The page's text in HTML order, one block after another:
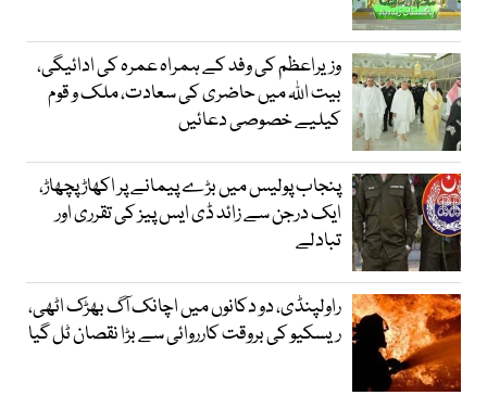
وزیراعظم کی وفد کے ہمراہ عمرہ کی ادائیگی،
بیت اللہ میں حاضری کی سعادت، ملک و قوم
کیلیے خصوصی دعائیں
پنجاب پولیس میں بڑے پیمانے پر اکھاڑ پچھاڑ،
ایک درجن سے زائد ڈی ایس پیز کی تقرری اور
تبادلے
راولپنڈی، دو دکانوں میں اچانک آگ بھڑک اٹھی،
ریسکیو کی بروقت کارروائی سے بڑا نقصان ٹل گیا